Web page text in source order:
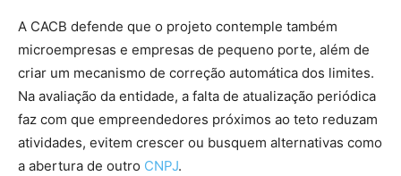
A CACB defende que o projeto contemple também
microempresas e empresas de pequeno porte, além de
criar um mecanismo de correção automática dos limites.
Na avaliação da entidade, a falta de atualização periódica
faz com que empreendedores próximos ao teto reduzam
atividades, evitem crescer ou busquem alternativas como
a abertura de outro CNPJ.